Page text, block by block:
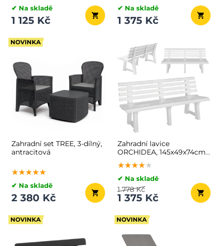
✔ Na skladě
1 125 Kč
✔ Na skladě
1 375 Kč
NOVINKA
Zahradní set TREE, 3-dílný,
antracitová
★★★★★
★★★★★
★★★★★
✔ Na skladě
2 380 Kč
Zahradní lavice
ORCHIDEA, 145x49x74cm,
bílá
★★★★★
★★★★★
★★★★★
✔ Na skladě
1 375 Kč
1 778 Kč
NOVINKA NOVINKA